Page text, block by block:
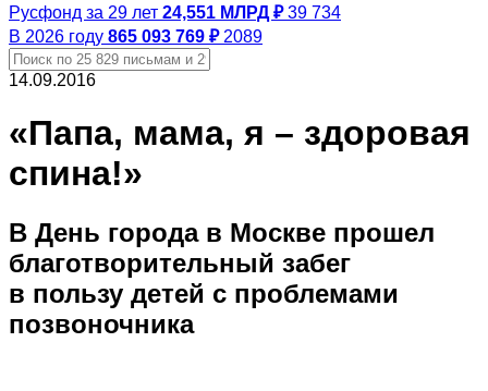
Русфонд за 29 лет 24,551 МЛРД ₽ 39 734
В 2026 году 865 093 769 ₽ 2089
14.09.2016
«Папа, мама, я – здоровая
спина!»
В День города в Москве прошел
благотворительный забег
в пользу детей с проблемами
позвоночника